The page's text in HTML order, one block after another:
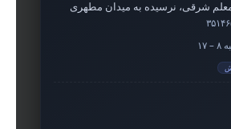
معلم شرقی، نرسیده به میدان مطهری